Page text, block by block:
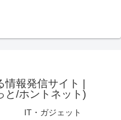
報発信サイト |
と/ホントネット)
IT・ガジェット